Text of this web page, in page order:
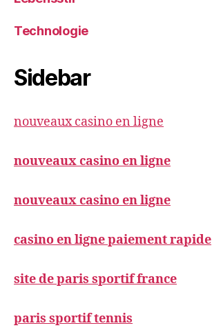
Technologie
Sidebar
nouveaux casino en ligne
nouveaux casino en ligne
nouveaux casino en ligne
casino en ligne paiement rapide
site de paris sportif france
paris sportif tennis